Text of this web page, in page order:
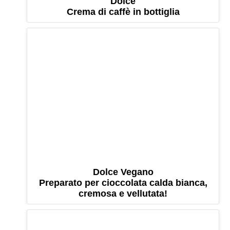
Crema di caffè in bottiglia
Dolce Vegano
Preparato per cioccolata calda bianca,
cremosa e vellutata!